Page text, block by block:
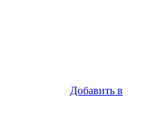
Добавить в